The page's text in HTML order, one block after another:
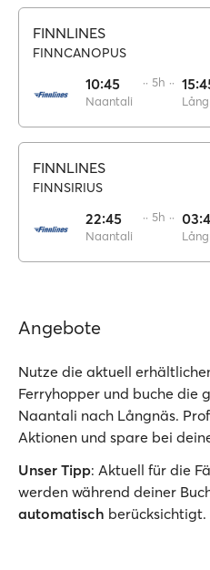
FINNLINES
FINNCANOPUS
10:45
Naantali
·· 5h ··
FINNLINES
FINNSIRIUS
22:45
Naantali
·· 5h ··
Angebote
Nutze die aktuell
Ferryhopper und buche die
Naantali nach Långnäs.
Aktionen und spare bei
Unser Tipp: Aktuell für die
werden während deiner
automatisch berücksichtigt.